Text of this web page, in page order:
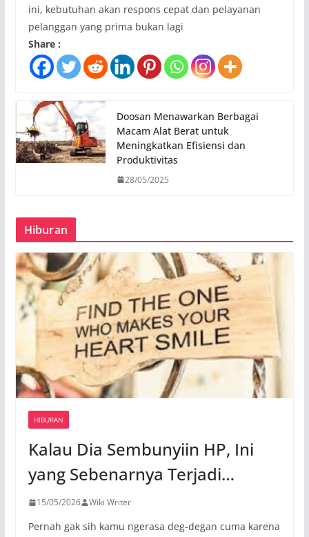
ini, kebutuhan akan respons cepat dan pelayanan
pelanggan yang prima bukan lagi
Share :
Doosan Menawarkan Berbagai
Macam Alat Berat untuk
Meningkatkan Efisiensi dan
Produktivitas
28/05/2025
Hiburan
HIBURAN
Kalau Dia Sembunyiin HP, Ini
yang Sebenarnya Terjadi…
15/05/2026 Wiki Writer
Pernah gak sih kamu ngerasa deg-degan cuma karena